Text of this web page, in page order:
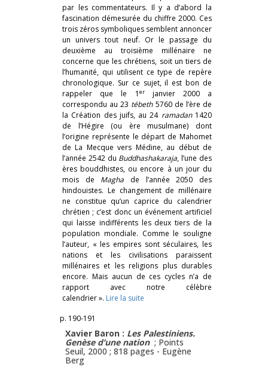
par les commentateurs. Il y a d’abord la
fascination démesurée du chiffre 2000. Ces
trois zéros symboliques semblent annoncer
un univers tout neuf. Or le passage du
deuxième au troisième millénaire ne
concerne que les chrétiens, soit un tiers de
l’humanité, qui utilisent ce type de repère
chronologique. Sur ce sujet, il est bon de
rappeler que le 1 erjanvier 2000 a
correspondu au 23 tébeth5760 de l’ère de
la Création des juifs, au 24 ramadan1420
de l’Hégire (ou ère musulmane) dont
l’origine représente le départ de Mahomet
de La Mecque vers Médine, au début de
l’année 2542 du Buddhashakaraja, l’une des
ères bouddhistes, ou encore à un jour du
mois de Magha de l’année 2050 des
hindouistes. Le changement de millénaire
ne constitue qu’un caprice du calendrier
chrétien ; c’est donc un événement artificiel
qui laisse indifférents les deux tiers de la
population mondiale. Comme le souligne
l’auteur, « les empires sont séculaires, les
nations et les civilisations paraissent
millénaires et les religions plus durables
encore. Mais aucun de ces cycles n’a de
rapport avec notre célèbre
calendrier ». Lire la suite
p. 190-191
Xavier Baron : Les Palestiniens.
Genèse d’une nation ; Points
Seuil, 2000 ; 818 pages - Eugène
Berg